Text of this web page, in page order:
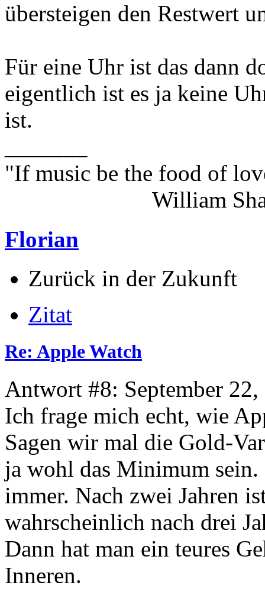
übersteigen den Restwert
Für eine Uhr ist das dann
eigentlich ist es ja keine
ist.
"If music be the food of
William
Florian
Zurück in der Zukunft
Zitat
Re: Apple Watch
Antwort #8: September
Ich frage mich echt, wie
Sagen wir mal die Gold-
ja wohl das Minimum
immer. Nach zwei Jahren
wahrscheinlich nach drei
Dann hat man ein teures
Inneren.